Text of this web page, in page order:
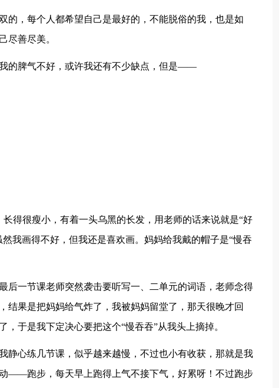
的，每个人都希望自己是最好的，不能脱俗的我，也是如
尽善尽美。
的脾气不好，或许我还有不少缺点，但是——
得很瘦小，有着一头乌黑的长发，用老师的话来说就是“好
我画得不好，但我还是喜欢画。妈妈给我戴的帽子是“慢吞
后一节课老师突然袭击要听写一、二单元的词语，老师念得
结果是把妈妈给气炸了，我被妈妈留堂了，那天很晚才回
于是我下定决心要把这个“慢吞吞”从我头上摘掉。
静心练几节课，似乎越来越慢，不过也小有收获，那就是我
——跑步，每天早上跑得上气不接下气，好累呀！不过跑步